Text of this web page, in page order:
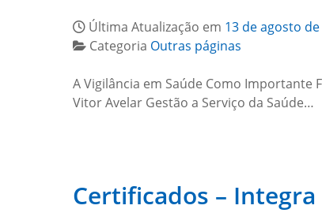
Última Atualização em 13 de agosto
Categoria Outras páginas
A Vigilância em Saúde Como Importante
Vitor Avelar Gestão a Serviço da Saúde…
Certificados – Integra